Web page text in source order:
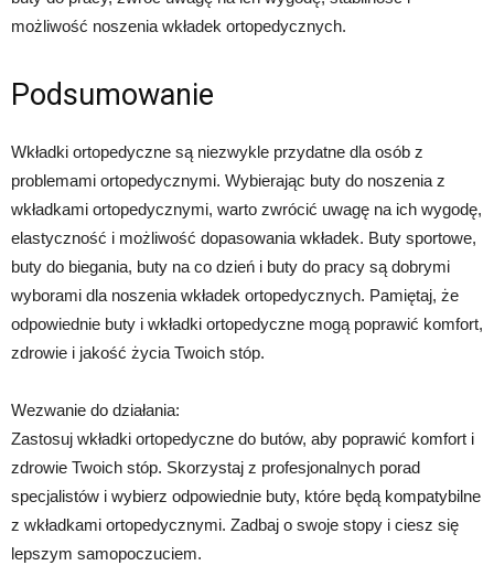
możliwość noszenia wkładek ortopedycznych.
Podsumowanie
Wkładki ortopedyczne są niezwykle przydatne dla osób z
problemami ortopedycznymi. Wybierając buty do noszenia z
wkładkami ortopedycznymi, warto zwrócić uwagę na ich wygodę,
elastyczność i możliwość dopasowania wkładek. Buty sportowe,
buty do biegania, buty na co dzień i buty do pracy są dobrymi
wyborami dla noszenia wkładek ortopedycznych. Pamiętaj, że
odpowiednie buty i wkładki ortopedyczne mogą poprawić komfort,
zdrowie i jakość życia Twoich stóp.
Wezwanie do działania:
Zastosuj wkładki ortopedyczne do butów, aby poprawić komfort i
zdrowie Twoich stóp. Skorzystaj z profesjonalnych porad
specjalistów i wybierz odpowiednie buty, które będą kompatybilne
z wkładkami ortopedycznymi. Zadbaj o swoje stopy i ciesz się
lepszym samopoczuciem.